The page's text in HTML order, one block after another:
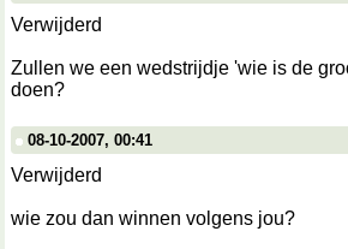
Verwijderd
Zullen we een wedstrijdje 'wie is de
doen?
08-10-2007, 00:41
Verwijderd
wie zou dan winnen volgens jou?